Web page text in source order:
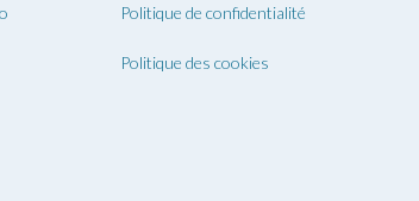
Politique de confidentialité
Politique des cookies